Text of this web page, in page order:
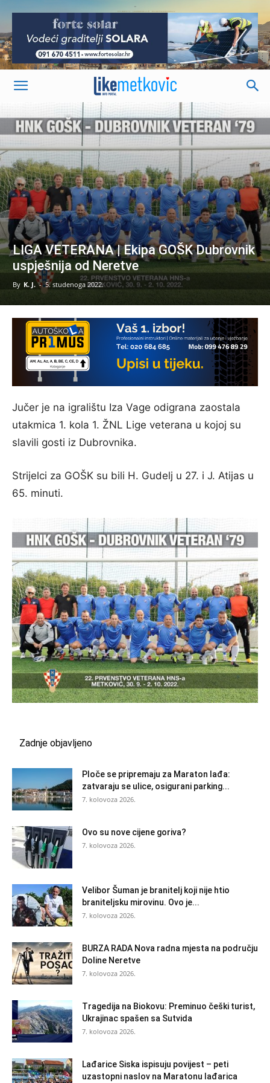
-
LIGA VETERANA | Ekipa GOŠK Dubrovnik
uspješnija od Neretve
By K. J. - 5. studenoga 2022.
Jučer je na igralištu Iza Vage odigrana zaostala
utakmica 1. kola 1. ŽNL Lige veterana u kojoj su
slavili gosti iz Dubrovnika.
Strijelci za GOŠK su bili H. Gudelj u 27. i J. Atijas u
65. minuti.
Zadnje objavljeno
Ploče se pripremaju za Maraton lađa:
zatvaraju se ulice, osigurani parking...
7. kolovoza 2026.
Ovo su nove cijene goriva?
7. kolovoza 2026.
Velibor Šuman je branitelj koji nije htio
braniteljsku mirovinu. Ovo je...
7. kolovoza 2026.
BURZA RADA Nova radna mjesta na području
Doline Neretve
7. kolovoza 2026.
Tragedija na Biokovu: Preminuo češki turist,
Ukrajinac spašen sa Sutvida
7. kolovoza 2026.
Lađarice Siska ispisuju povijest – peti
uzastopni naslov na Maratonu lađarica